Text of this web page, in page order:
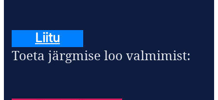
Liitu
Toeta järgmise loo valmimist: